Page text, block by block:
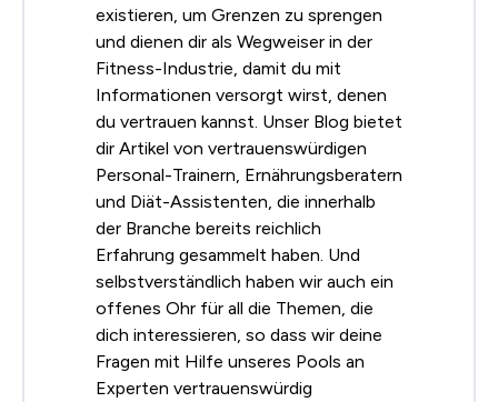
existieren, um Grenzen zu sprengen
und dienen dir als Wegweiser in der
Fitness-Industrie, damit du mit
Informationen versorgt wirst, denen
du vertrauen kannst. Unser Blog bietet
dir Artikel von vertrauenswürdigen
Personal-Trainern, Ernährungsberatern
und Diät-Assistenten, die innerhalb
der Branche bereits reichlich
Erfahrung gesammelt haben. Und
selbstverständlich haben wir auch ein
offenes Ohr für all die Themen, die
dich interessieren, so dass wir deine
Fragen mit Hilfe unseres Pools an
Experten vertrauenswürdig